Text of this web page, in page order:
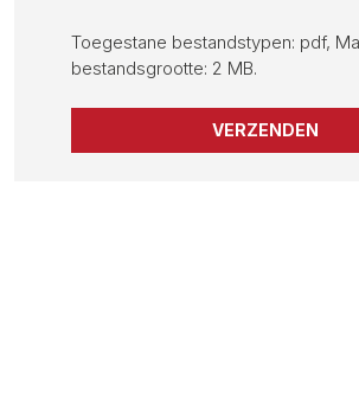
Toegestane bestandstypen: pdf,
bestandsgrootte: 2 MB.